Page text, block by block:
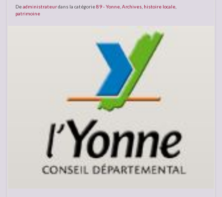
Deadministrateurdans la catégorie89 - Yonne Archives histoire locale
patrimoine